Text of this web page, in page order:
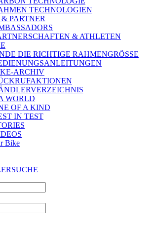
TECHNOLOGIEN
PARTNER
& ATHLETEN
DIE RICHTIGE RAHMENGRÖSSE
ARCHIV
WORLD
OF A KIND
IN TEST
Bike